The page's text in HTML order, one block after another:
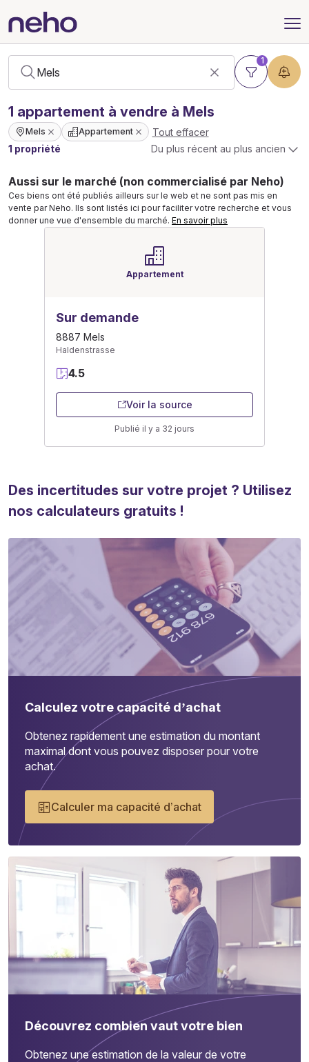
1
1 appartement à vendre à Mels
Mels Appartement
Tout effacer
1 propriété
Du plus récent au plus ancien
Aussi sur le marché (non commercialisé par Neho)
Ces biens ont été publiés ailleurs sur le web et ne sont pas mis en
vente par Neho. Ils sont listés ici pour faciliter votre recherche et vous
donner une vue d'ensemble du marché. En savoir plus
Appartement
Sur demande
8887 Mels
Haldenstrasse
4.5
Voir la source
Publié il y a 32 jours
Des incertitudes sur votre projet ? Utilisez
nos calculateurs gratuits !
Calculez votre capacité d’achat
Obtenez rapidement une estimation du montant
maximal dont vous pouvez disposer pour votre
achat.
Calculer ma capacité d’achat
Découvrez combien vaut votre bien
Obtenez une estimation de la valeur de votre